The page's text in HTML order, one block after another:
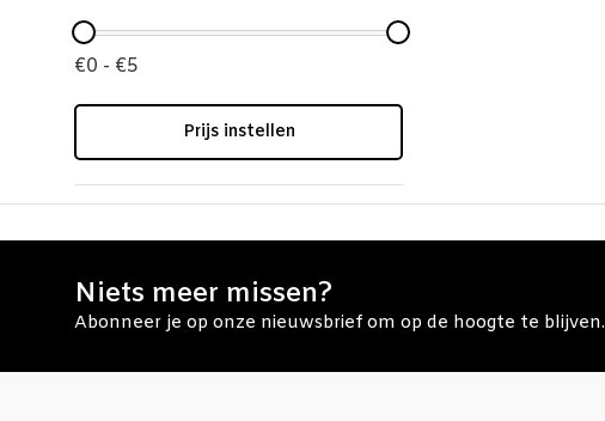
€0 - €5
Prijs instellen
Niets meer missen?
Abonneer je op onze nieuwsbrief om op de hoogte te blijven.